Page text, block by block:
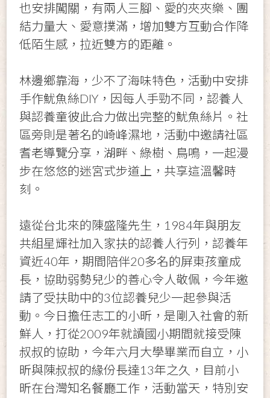
也安排闖關，有兩人三腳、愛的夾夾樂、團
結力量大、愛意撲滿，增加雙方互動合作降
低陌生感，拉近雙方的距離。
林邊鄉靠海，少不了海味特色，活動中安排
手作魷魚絲DIY，因每人手勁不同，認養人
與認養童彼此合力做出完整的魷魚絲片。社
區旁則是著名的崎峰濕地，活動中邀請社區
耆老導覽分享，湖畔、綠樹、鳥鳴，一起漫
步在悠悠的迷宮式步道上，共享這溫馨時
刻。
遠從台北來的陳盛隆先生，1984年與朋友
共組星輝社加入家扶的認養人行列，認養年
資近40年，期間陪伴20多名的屏東孩童成
長，協助弱勢兒少的善心令人敬佩，今年邀
請了受扶助中的3位認養兒少一起參與活
動。今日擔任志工的小昕，是剛入社會的新
鮮人，打從2009年就讀國小期間就接受陳
叔叔的協助，今年六月大學畢業而自立，小
昕與陳叔叔的緣份長達13年之久，目前小
昕在台灣知名餐廳工作，活動當天，特別安